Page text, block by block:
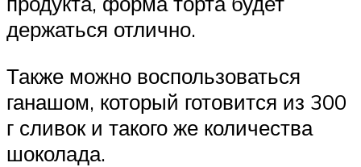
держаться отлично.
Также можно воспользоваться
ганашом, который готовится из 300
г сливок и такого же количества
шоколада.